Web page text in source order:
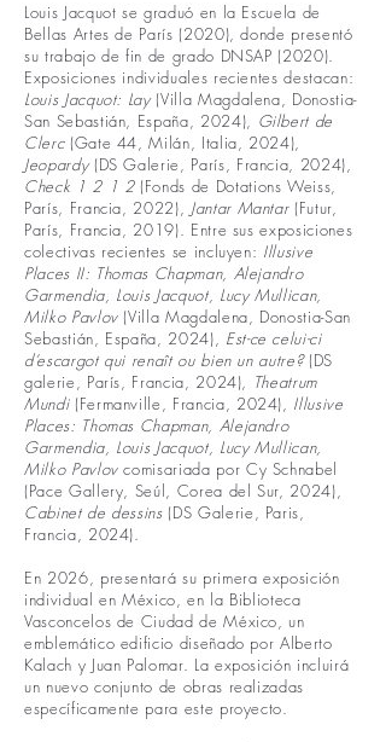
Louis Jacquot se graduó en la Escuela de
Bellas Artes de París (2020), donde presentó
su trabajo de fin de grado DNSAP (2020).
Exposiciones individuales recientes destacan:
Louis Jacquot: Lay(Villa Magdalena, Donostia-
San Sebastián, España, 2024), Gilbert de
Clerc(Gate 44, Milán, Italia, 2024),
Jeopardy(DS Galerie, París, Francia, 2024),
Check 1 2 1 2(Fonds de Dotations Weiss,
París, Francia, 2022), Jantar Mantar(Futur,
París, Francia, 2019). Entre sus exposiciones
colectivas recientes se incluyen: Illusive
Places II: Thomas Chapman, Alejandro
Garmendia, Louis Jacquot, Lucy Mullican,
Milko Pavlov(Villa Magdalena, Donostia-San
Sebastián, España, 2024), Est-ce celui-ci
d’escargot qui renaît ou bien un autre?(DS
galerie, París, Francia, 2024), Theatrum
Mundi (Fermanville, Francia, 2024), Illusive
Places: Thomas Chapman, Alejandro
Garmendia, Louis Jacquot, Lucy Mullican,
Milko Pavlovcomisariada por Cy Schnabel
(Pace Gallery, Seúl, Corea del Sur, 2024),
Cabinet de dessins(DS Galerie, Paris,
Francia, 2024).
En 2026, presentará su primera exposición
individual en México, en la Biblioteca
Vasconcelos de Ciudad de México, un
emblemático edificio diseñado por Alberto
Kalach y Juan Palomar. La exposición incluirá
un nuevo conjunto de obras realizadas
específicamente para este proyecto.